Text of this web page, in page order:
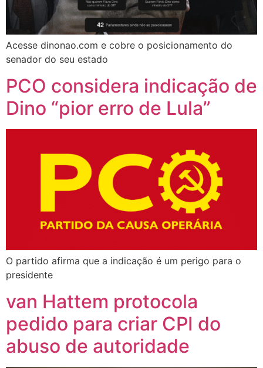
Acesse dinonao.com e cobre o posicionamento do
senador do seu estado
PCO considera indicação de
Dino “pior erro de Lula”
O partido afirma que a indicação é um perigo para o
presidente
van Hattem protocola
pedido para criar CPI do
abuso de autoridade